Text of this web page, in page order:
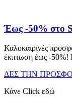
Έως -50% στο
Καλοκαιρινές
έκπτωση έως -50%!
ΔΕΣ ΤΗΝ
Κάνε Click εδώ